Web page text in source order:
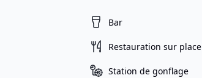
Bar
Restauration sur place
Station de gonflage